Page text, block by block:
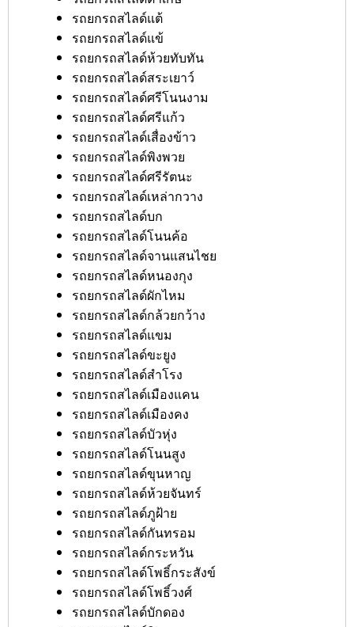
รถยกรถสไลด์แต้
รถยกรถสไลด์แข้
รถยกรถสไลด์ห้วยทับทัน
รถยกรถสไลด์สระเยาว์
รถยกรถสไลด์ศรีโนนงาม
รถยกรถสไลด์ศรีแก้ว
รถยกรถสไลด์เสื่องข้าว
รถยกรถสไลด์พิงพวย
รถยกรถสไลด์ศรีรัตนะ
รถยกรถสไลด์เหล่ากวาง
รถยกรถสไลด์บก
รถยกรถสไลด์โนนค้อ
รถยกรถสไลด์จานแสนไชย
รถยกรถสไลด์หนองกุง
รถยกรถสไลด์ผักไหม
รถยกรถสไลด์กล้วยกว้าง
รถยกรถสไลด์แขม
รถยกรถสไลด์ขะยูง
รถยกรถสไลด์สำโรง
รถยกรถสไลด์เมืองแคน
รถยกรถสไลด์เมืองคง
รถยกรถสไลด์บัวหุ่ง
รถยกรถสไลด์โนนสูง
รถยกรถสไลด์ขุนหาญ
รถยกรถสไลด์ห้วยจันทร์
รถยกรถสไลด์ภูฝ้าย
รถยกรถสไลด์กันทรอม
รถยกรถสไลด์กระหวัน
รถยกรถสไลด์โพธิ์กระสังข์
รถยกรถสไลด์โพธิ์วงศ์
รถยกรถสไลด์บักดอง